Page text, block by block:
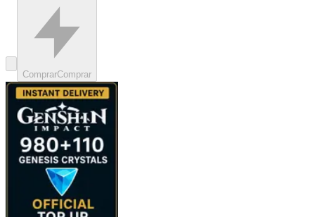
ComprarComprar